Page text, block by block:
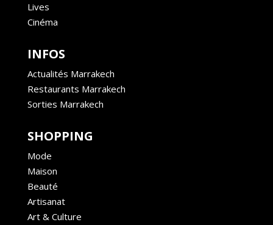
Lives
Cinéma
INFOS
Actualités Marrakech
Restaurants Marrakech
Sorties Marrakech
SHOPPING
Mode
Maison
Beauté
Artisanat
Art & Culture